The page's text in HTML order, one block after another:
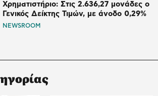
Χρηματιστήριο: Στις 2.636,27 μονάδες ο
Γενικός Δείκτης Τιμών, με άνοδο 0,29%
NEWSROOM